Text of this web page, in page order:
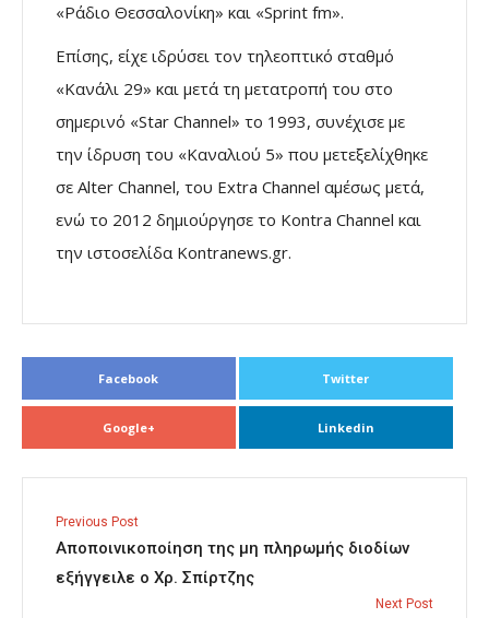
«Ράδιο Θεσσαλονίκη» και «Sprint fm».
Επίσης, είχε ιδρύσει τον τηλεοπτικό σταθμό
«Κανάλι 29» και μετά τη μετατροπή του στο
σημερινό «Star Channel» το 1993, συνέχισε με
την ίδρυση του «Καναλιού 5» που μετεξελίχθηκε
σε Alter Channel, του Extra Channel αμέσως μετά,
ενώ το 2012 δημιούργησε το Kontra Channel και
την ιστοσελίδα Kontranews.gr.
Facebook Twitter
Google+ Linkedin
Previous Post
Αποποινικοποίηση της μη πληρωμής διοδίων
εξήγγειλε ο Χρ. Σπίρτζης
Next Post